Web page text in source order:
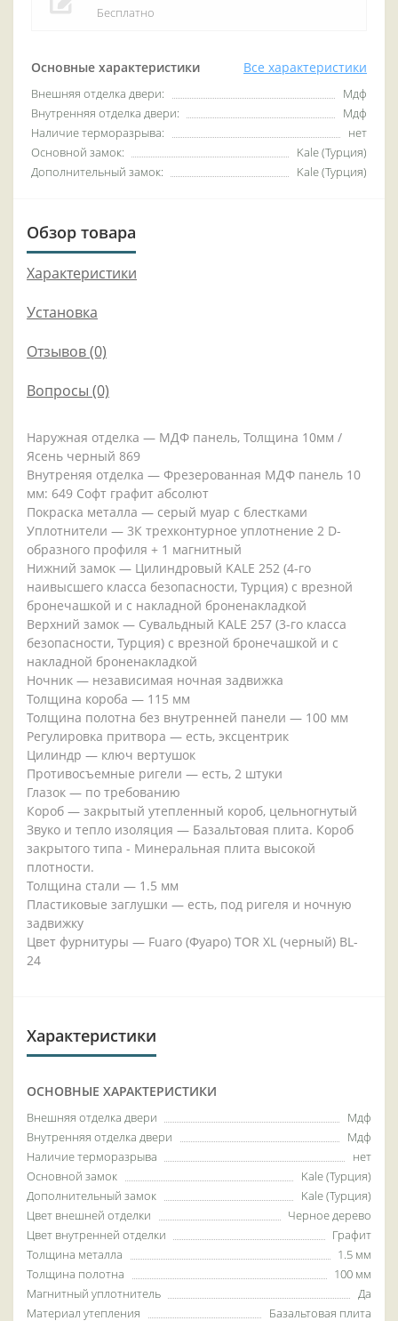
Основные характеристики Все характеристики
Внешняя отделка двери:
Мдф
Внутренняя отделка двери:
Мдф
Наличие терморазрыва:
нет
Основной замок:
Kale (Турция)
Дополнительный замок:
Kale (Турция)
Бесплатно
Обзор товара
Характеристики
Установка
Отзывов (0)
Вопросы (0)
Наружная отделка — МДФ панель, Толщина 10мм /
Ясень черный 869
Внутреняя отделка — Фрезерованная МДФ панель 10
мм: 649 Софт графит абсолют
Покраска металла — серый муар с блестками
Уплотнители — 3К трехконтурное уплотнение 2 D-
образного профиля + 1 магнитный
Нижний замок — Цилиндровый KALE 252 (4-го
наивысшего класса безопасности, Турция) с врезной
бронечашкой и с накладной броненакладкой
Верхний замок — Сувальдный KALE 257 (3-го класса
безопасности, Турция) с врезной бронечашкой и с
накладной броненакладкой
Ночник — независимая ночная задвижка
Толщина короба — 115 мм
Толщина полотна без внутренней панели — 100 мм
Регулировка притвора — есть, эксцентрик
Цилиндр — ключ вертушок
Противосъемные ригели — есть, 2 штуки
Глазок — по требованию
Короб — закрытый утепленный короб, цельногнутый
Звуко и тепло изоляция — Базальтовая плита. Короб
закрытого типа - Минеральная плита высокой
плотности.
Толщина стали — 1.5 мм
Пластиковые заглушки — есть, под ригеля и ночную
задвижку
Цвет фурнитуры — Fuaro (Фуаро) TOR XL (черный) BL-
24
Характеристики
ОСНОВНЫЕ ХАРАКТЕРИСТИКИ
Внешняя отделка двери
Мдф
Внутренняя отделка двери
Мдф
Наличие терморазрыва
нет
Основной замок
Kale (Турция)
Дополнительный замок
Kale (Турция)
Цвет внешней отделки
Черное дерево
Цвет внутренней отделки
Графит
Толщина металла
1.5 мм
Толщина полотна
100 мм
Магнитный уплотнитель
Да
Материал утепления
Базальтовая плита